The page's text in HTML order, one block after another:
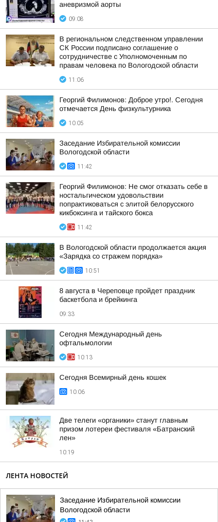
аневризмой аорты
09:08
В региональном следственном управлении
СК России подписано соглашение о
сотрудничестве с Уполномоченным по
правам человека по Вологодской области
11:06
Георгий Филимонов: Доброе утро!. Сегодня
отмечается День физкультурника
10:05
Заседание Избирательной комиссии
Вологодской области
11:42
Георгий Филимонов: Не смог отказать себе в
ностальгическом удовольствии
попрактиковаться с элитой белорусского
кикбоксинга и тайского бокса
11:42
В Вологодской области продолжается акция
«Зарядка со стражем порядка»
10:51
8 августа в Череповце пройдет праздник
баскетбола и брейкинга
09:33
Сегодня Международный день
офтальмологии
10:13
Сегодня Всемирный день кошек
10:06
Две телеги «органики» станут главным
призом лотереи фестиваля «Батранский
лен»
10:19
ЛЕНТА НОВОСТЕЙ
Заседание Избирательной комиссии
Вологодской области